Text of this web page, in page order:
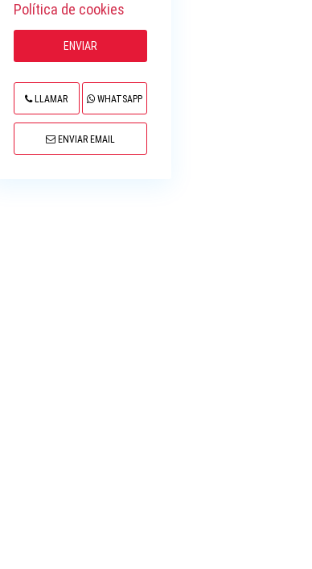
Política de cookies
LLAMAR WHATSAPP
ENVIAR EMAIL